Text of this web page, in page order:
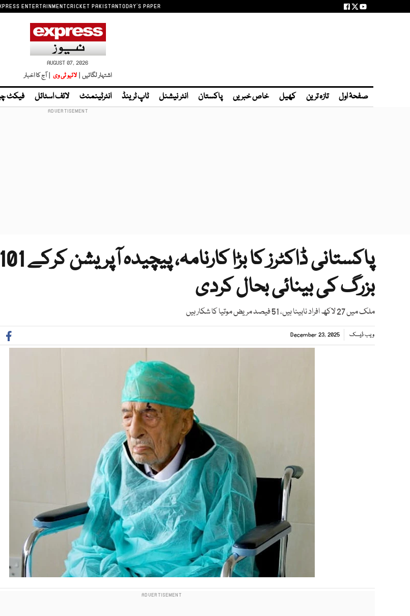
ENTERTAINMENTCRICKET PAKISTANTODAY'S PAPER
AUGUST 07, 2026
اشتہار لگائیں | لائیو ٹی وی | آج کا اخبار
صفحۂ اول تازہ ترین کھیل خاص خبریں پاکستان انٹر نیشنل ٹاپ ٹرینڈ انٹرٹینمنٹ لائف اسٹائل فیکٹ
بزرگ کی بینائی بحال کردی
ملک میں 27 لاکھ افراد نابینا ہیں، 51 فیصد مریض موتیا کا شکار ہیں
ویب ڈیسک December 23, 2025